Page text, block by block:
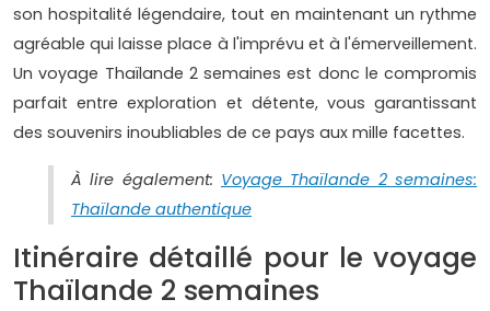
son hospitalité légendaire, tout en maintenant un rythme
agréable qui laisse place à l'imprévu et à l'émerveillement.
Un voyage Thaïlande 2 semaines est donc le compromis
parfait entre exploration et détente, vous garantissant
des souvenirs inoubliables de ce pays aux mille facettes.
À lire également: Voyage Thaïlande 2 semaines:
Thaïlande authentique
Itinéraire détaillé pour le voyage
Thaïlande 2 semaines